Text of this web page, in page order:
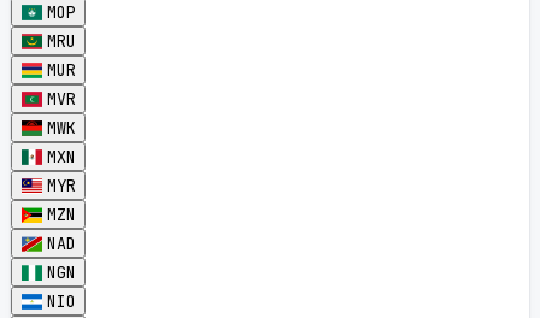
MOP
MRU
MUR
MVR
MWK
MXN
MYR
MZN
NAD
NGN
NIO